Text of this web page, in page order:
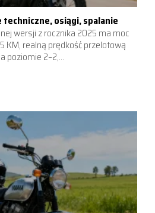
techniczne, osiągi, spalanie
wersji z rocznika 2025 ma moc
KM, realną prędkość przelotową
poziomie 2–2,...